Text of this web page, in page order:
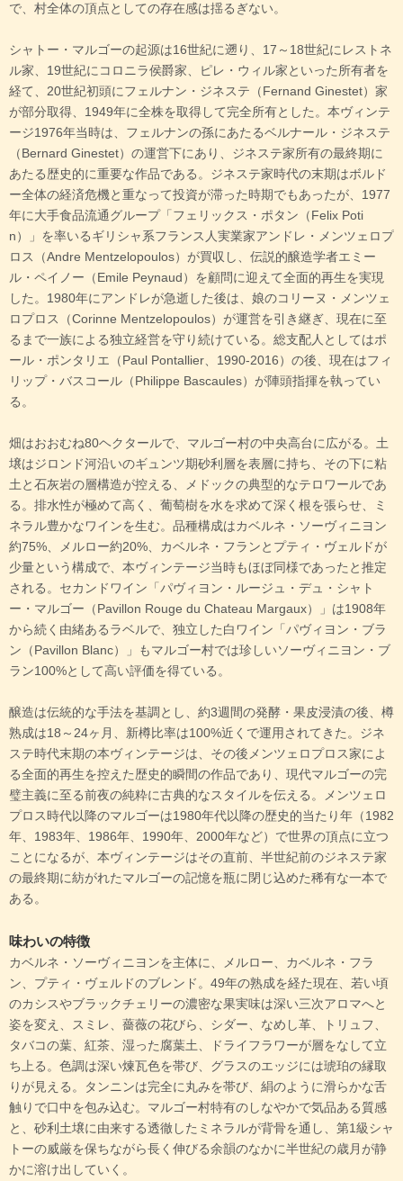
で、村全体の頂点としての存在感は揺るぎない。
シャトー・マルゴーの起源は16世紀に遡り、17～18世紀にレストネ
ル家、19世紀にコロニラ侯爵家、ピレ・ウィル家といった所有者を
経て、20世紀初頭にフェルナン・ジネステ（Fernand Ginestet）家
が部分取得、1949年に全株を取得して完全所有とした。本ヴィンテ
ージ1976年当時は、フェルナンの孫にあたるベルナール・ジネステ
（Bernard Ginestet）の運営下にあり、ジネステ家所有の最終期に
あたる歴史的に重要な作品である。ジネステ家時代の末期はボルド
ー全体の経済危機と重なって投資が滞った時期でもあったが、1977
年に大手食品流通グループ「フェリックス・ポタン（Felix Poti
n）」を率いるギリシャ系フランス人実業家アンドレ・メンツェロプ
ロス（Andre Mentzelopoulos）が買収し、伝説的醸造学者エミー
ル・ペイノー（Emile Peynaud）を顧問に迎えて全面的再生を実現
した。1980年にアンドレが急逝した後は、娘のコリーヌ・メンツェ
ロプロス（Corinne Mentzelopoulos）が運営を引き継ぎ、現在に至
るまで一族による独立経営を守り続けている。総支配人としてはポ
ール・ポンタリエ（Paul Pontallier、1990-2016）の後、現在はフィ
リップ・バスコール（Philippe Bascaules）が陣頭指揮を執ってい
る。
畑はおおむね80ヘクタールで、マルゴー村の中央高台に広がる。土
壌はジロンド河沿いのギュンツ期砂利層を表層に持ち、その下に粘
土と石灰岩の層構造が控える、メドックの典型的なテロワールであ
る。排水性が極めて高く、葡萄樹を水を求めて深く根を張らせ、ミ
ネラル豊かなワインを生む。品種構成はカベルネ・ソーヴィニヨン
約75%、メルロー約20%、カベルネ・フランとプティ・ヴェルドが
少量という構成で、本ヴィンテージ当時もほぼ同様であったと推定
される。セカンドワイン「パヴィヨン・ルージュ・デュ・シャト
ー・マルゴー（Pavillon Rouge du Chateau Margaux）」は1908年
から続く由緒あるラベルで、独立した白ワイン「パヴィヨン・ブラ
ン（Pavillon Blanc）」もマルゴー村では珍しいソーヴィニヨン・ブ
ラン100%として高い評価を得ている。
醸造は伝統的な手法を基調とし、約3週間の発酵・果皮浸漬の後、樽
熟成は18～24ヶ月、新樽比率は100%近くで運用されてきた。ジネ
ステ時代末期の本ヴィンテージは、その後メンツェロプロス家によ
る全面的再生を控えた歴史的瞬間の作品であり、現代マルゴーの完
璧主義に至る前夜の純粋に古典的なスタイルを伝える。メンツェロ
プロス時代以降のマルゴーは1980年代以降の歴史的当たり年（1982
年、1983年、1986年、1990年、2000年など）で世界の頂点に立つ
ことになるが、本ヴィンテージはその直前、半世紀前のジネステ家
の最終期に紡がれたマルゴーの記憶を瓶に閉じ込めた稀有な一本で
ある。
味わいの特徴
カベルネ・ソーヴィニヨンを主体に、メルロー、カベルネ・フラ
ン、プティ・ヴェルドのブレンド。49年の熟成を経た現在、若い頃
のカシスやブラックチェリーの濃密な果実味は深い三次アロマへと
姿を変え、スミレ、薔薇の花びら、シダー、なめし革、トリュフ、
タバコの葉、紅茶、湿った腐葉土、ドライフラワーが層をなして立
ち上る。色調は深い煉瓦色を帯び、グラスのエッジには琥珀の縁取
りが見える。タンニンは完全に丸みを帯び、絹のように滑らかな舌
触りで口中を包み込む。マルゴー村特有のしなやかで気品ある質感
と、砂利土壌に由来する透徹したミネラルが背骨を通し、第1級シャ
トーの威厳を保ちながら長く伸びる余韻のなかに半世紀の歳月が静
かに溶け出していく。